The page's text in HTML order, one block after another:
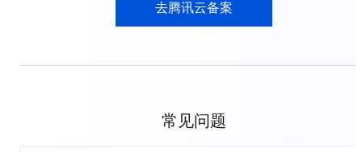
去腾讯云备案
常见问题